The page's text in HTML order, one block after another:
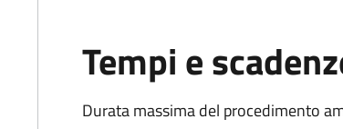
Tempi e
Durata massima del procedimento